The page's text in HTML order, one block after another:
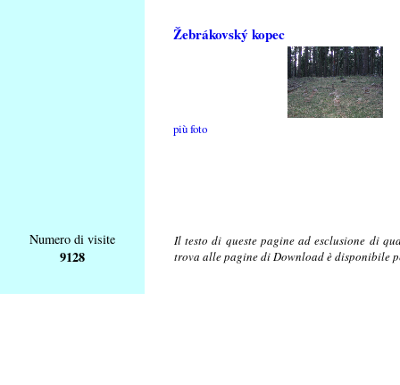
Žebrákovský kopec
più foto
Numero di visite
9128
Il testo di queste pagine ad esclusione di
trova alle pagine di Download è disponibile